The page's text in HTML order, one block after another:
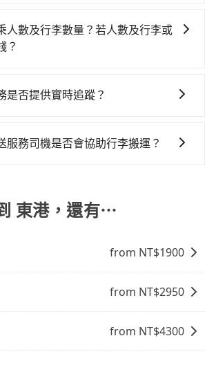
額外負擔180元車資，而且更會額外浪
等車上，現在還不馬上來預約
座或九人座可供選擇，而且無人租車
車況，打開車門才發現仍有上一組乘
用戶卻遲遲尚未歸還，又或者要還車
使用時還是有其區域的限制，實際可
車司機不按錶計費，約有27%會採現
先上網預約，以免當場被坑受騙。綜
成預約了，而司機與車輛的詳細資
晚八點透過SMS和EMAIL提供。一旦
會收單，最遲如當天下午過後乘車，
品牌以豐田Toyota、福特Ford、福斯
有少量進口車像凌志Lexus、特斯拉
多，需要大T保母車、20人座中巴、
人數及行李數量？若人數及行李或
？
驕車可乘坐三位乘客，並可攜帶三個隨
客，並可攜帶八個隨身行李與六個30
是否提供實時追蹤？
輛的實時位置，確保能夠準時與司機
服務司機是否會協助行李搬運？
東港，還有⋯
from NT$1900
from NT$2950
from NT$4300